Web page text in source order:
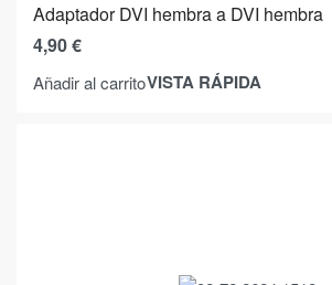
Adaptador DVI hembra a DVI hembra
4,90€
Añadir al carritoVISTA RÁPIDA